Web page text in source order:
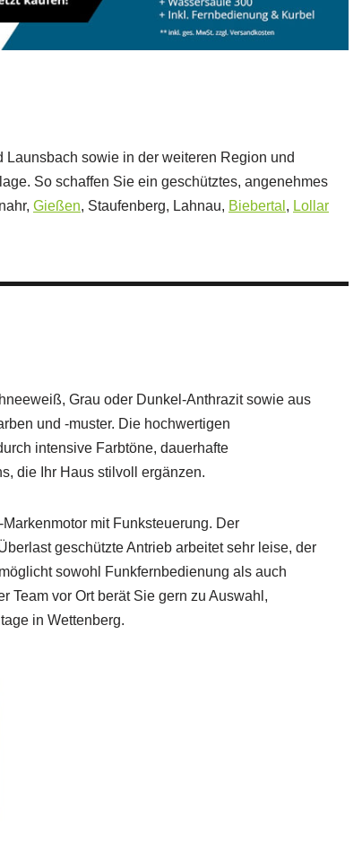
sowie in der weiteren Region und
So schaffen Sie ein geschütztes, angenehmes
Gießen, Staufenberg, Lahnau, Biebertal , Lollar
Grau oder Dunkel‑Anthrazit sowie aus
und -muster. Die hochwertigen
intensive Farbtöne, dauerhafte
die Ihr Haus stilvoll ergänzen.
mit Funksteuerung. Der
geschützte Antrieb arbeitet sehr leise, der
sowohl Funkfernbedienung als auch
Team vor Ort berät Sie gern zu Auswahl,
in Wettenberg.